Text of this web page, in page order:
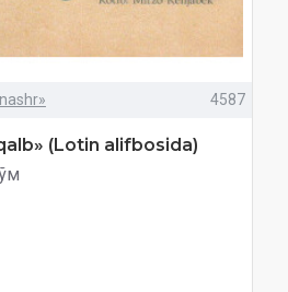
4587
(Lotin alifbosida)